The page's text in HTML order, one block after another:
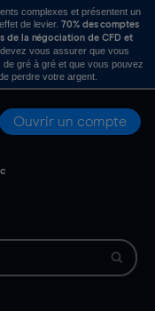
complexes et présentent un
de levier. 70% des comptes
de la négociation de CFD et
devez vous assurer que vous
gré à gré et que vous pouvez
perdre votre argent.
Ouvrir un compte